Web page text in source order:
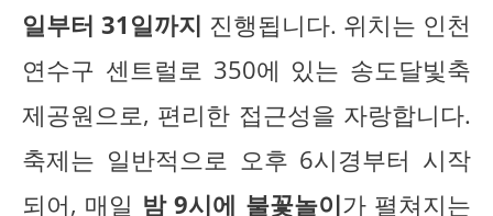
일부터 31일까지 진행됩니다. 위치는 인천
연수구 센트럴로 350에 있는 송도달빛축
제공원으로, 편리한 접근성을 자랑합니다.
축제는 일반적으로 오후 6시경부터 시작
되어, 매일 밤 9시에 불꽃놀이가 펼쳐지는